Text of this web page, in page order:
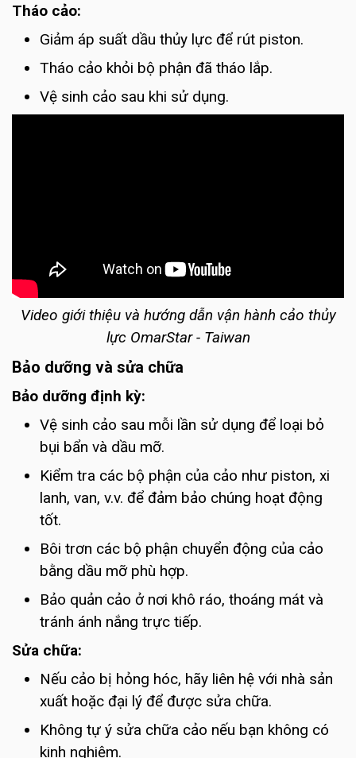
Tháo cảo:
Giảm áp suất dầu thủy lực để rút piston.
Tháo cảo khỏi bộ phận đã tháo lắp.
Vệ sinh cảo sau khi sử dụng.
Video giới thiệu và hướng dẫn vận hành cảo thủy
lực OmarStar - Taiwan
Bảo dưỡng và sửa chữa
Bảo dưỡng định kỳ:
Vệ sinh cảo sau mỗi lần sử dụng để loại bỏ
bụi bẩn và dầu mỡ.
Kiểm tra các bộ phận của cảo như piston, xi
lanh, van, v.v. để đảm bảo chúng hoạt động
tốt.
Bôi trơn các bộ phận chuyển động của cảo
bằng dầu mỡ phù hợp.
Bảo quản cảo ở nơi khô ráo, thoáng mát và
tránh ánh nắng trực tiếp.
Sửa chữa:
Nếu cảo bị hỏng hóc, hãy liên hệ với nhà sản
xuất hoặc đại lý để được sửa chữa.
Không tự ý sửa chữa cảo nếu bạn không có
kinh nghiệm.